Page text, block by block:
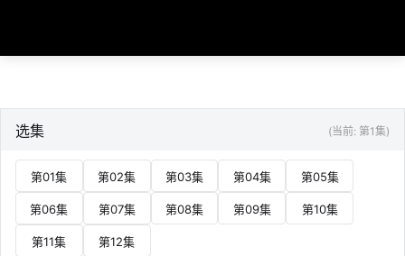
选集 (当前: 第1集)
第01集 第02集 第03集 第04集 第05集
第06集 第07集 第08集 第09集 第10集
第11集 第12集